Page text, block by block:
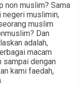
non muslim? Sama
negeri muslimin,
muslim
Dan
adalah,
macam
sampai dengan
kami faedah,